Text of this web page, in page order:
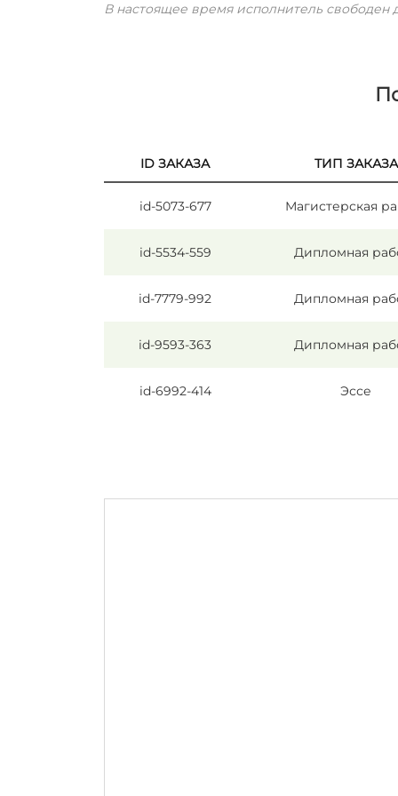
В настоящее время исполнитель свободен
ID ЗАКАЗА ТИП ЗАКАЗА
id-5073-677 Магистерская
id-5534-559 Дипломная
id-7779-992 Дипломная
id-9593-363 Дипломная
id-6992-414 Эссе